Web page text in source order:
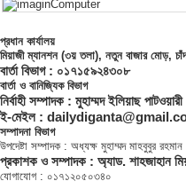
প্রধান কার্যালয়
মিয়াজী ম্যানশন (৩য় তলা), নতুন বাজার মোড়,
বার্তা বিভাগ : ০১৭১৫৯২৪৩০৮
বার্তা ও বানিজ্যিক বিভাগ
নির্বাহী সম্পাদক : মুহাম্মদ ইলিয়াছ পাটওয়ারী
ই-মেইল :
সম্পাদনা বিভাগ
উপদেষ্টা সম্পাদক : অধ্যক্ষ মুহাম্মদ মাহবুবুর রহমান
প্রকাশক ও সম্পাদক : অ্যাড. শাহজাহান
যোগাযোগ : ০১৭১২০৫০৩৪০